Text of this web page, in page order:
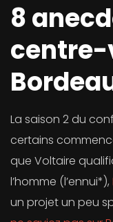
8
La saison 2 du
certains
que Voltaire
l’homme (l’ennui*),
un projet un peu